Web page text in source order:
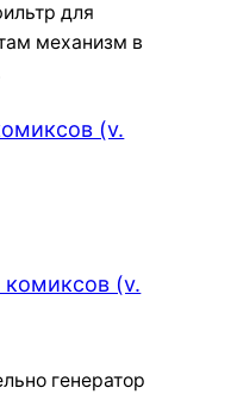
для
механизм в
(v.
комиксов (v.
генератор